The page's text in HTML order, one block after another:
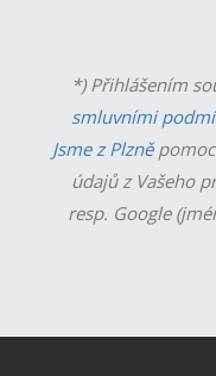
*) Přihlášením
smluvními
Jsme z Plzně
údajů z Vašeho
resp. Google